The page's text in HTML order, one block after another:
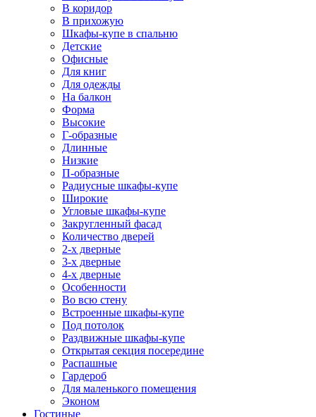
В коридор
В прихожую
Шкафы-купе в спальню
Детские
Офисные
Для книг
Для одежды
На балкон
Форма
Высокие
Г-образные
Длинные
Низкие
П-образные
Радиусные шкафы-купе
Широкие
Угловые шкафы-купе
Закругленный фасад
Количество дверей
2-х дверные
3-х дверные
4-х дверные
Особенности
Во всю стену
Встроенные шкафы-купе
Под потолок
Раздвижные шкафы-купе
Открытая секция посередине
Распашные
Гардероб
Для маленького помещения
Эконом
Гостиные